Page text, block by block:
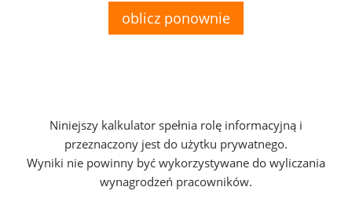
oblicz ponownie
Niniejszy kalkulator spełnia rolę informacyjną i
przeznaczony jest do użytku prywatnego.
Wyniki nie powinny być wykorzystywane do wyliczania
wynagrodzeń pracowników.